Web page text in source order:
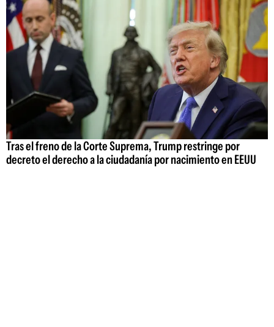
Tras el freno de la Corte Suprema, Trump restringe por
decreto el derecho a la ciudadanía por nacimiento en EEUU